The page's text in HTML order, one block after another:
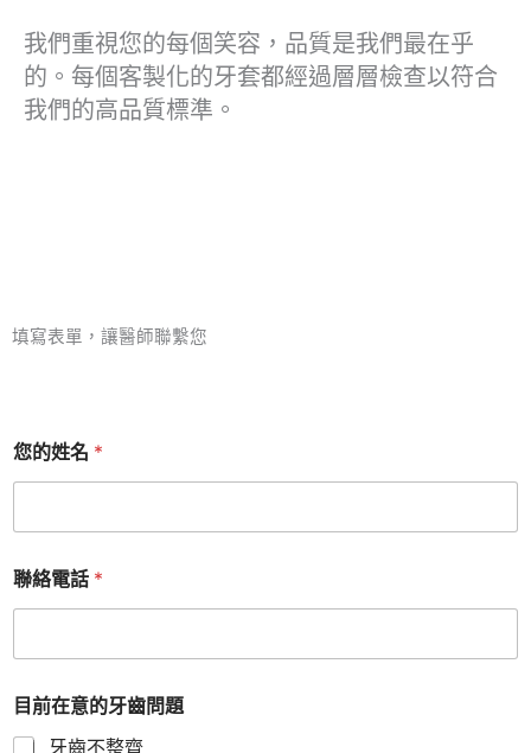
我們重視您的每個笑容，品質是我們最在乎
的。每個客製化的牙套都經過層層檢查以符合
我們的高品質標準。
填寫表單，讓醫師聯繫您
您的姓名 *
聯絡電話 *
目前在意的牙齒問題
牙齒不整齊